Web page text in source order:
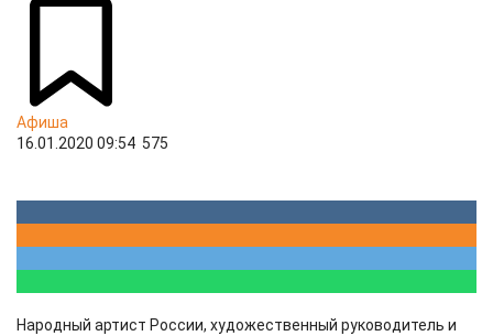
Афиша
16.01.2020 09:54 575
Народный артист России, художественный руководитель и